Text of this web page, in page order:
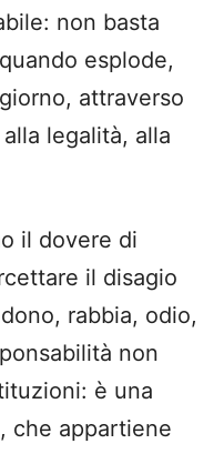
non basta
esplode,
attraverso
legalità, alla
il dovere di
il disagio
rabbia, odio,
non
è una
che appartiene